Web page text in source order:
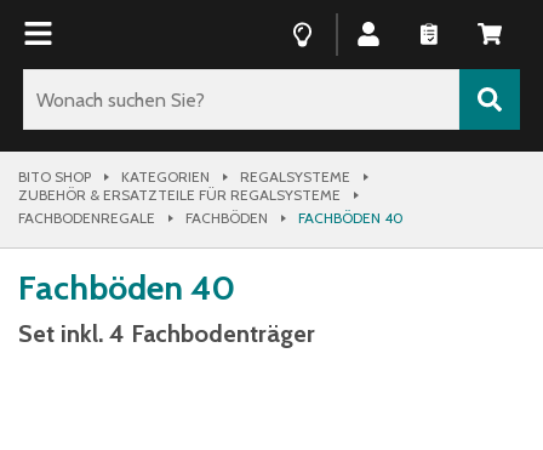
BITO SHOP KATEGORIEN
REGALSYSTEME
ZUBEHÖR & ERSATZTEILE FÜR REGALSYSTEME
FACHBODENREGALE
FACHBÖDEN FACHBÖDEN 40
Fachböden 40
Set inkl. 4 Fachbodenträger